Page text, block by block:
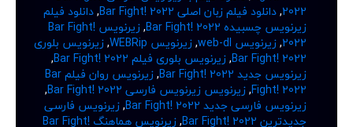
2022
,دانلود فیلم زبان اصلی Bar Fight! 2022 ,دانلود فیلم
زیرنویس چسبیده Bar Fight! 2022
,
زیرنویس Bar Fight!
2022
,زیرنویس web-dl ,زیرنویس WEBRip ,زیرنویس بلوری
Bar Fight! 2022
,زیرنویس بلوری فیلم Bar Fight! 2022
,
زیرنویس جدید Bar Fight! 2022
,
زیرنویس روان فیلم Bar
Fight! 2022
,زیرنویس زیرنویس فارسی Bar Fight! 2022
,
زیرنویس فارسی جدید Bar Fight! 2022
,زیرنویس فارسی
جدیدترین Bar Fight! 2022
,
زیرنویس هماهنگ Bar Fight!